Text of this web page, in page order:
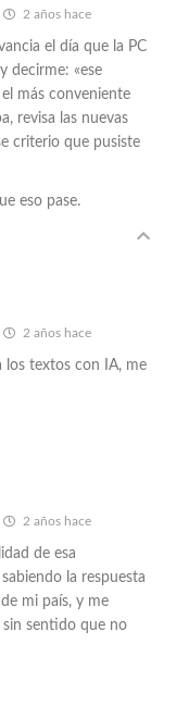
2 años hace
el día que la PC
decirme: «ese
más conveniente
revisa las nuevas
criterio que pusiste
eso pase.
2 años hace
los textos con IA, me
2 años hace
de esa
la respuesta
mi país, y me
sin sentido que no